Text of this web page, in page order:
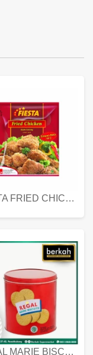
FIESTA FRIED CHICKEN 500 GR
REGAL MARIE BISCUIT KALENG 550 GRAM